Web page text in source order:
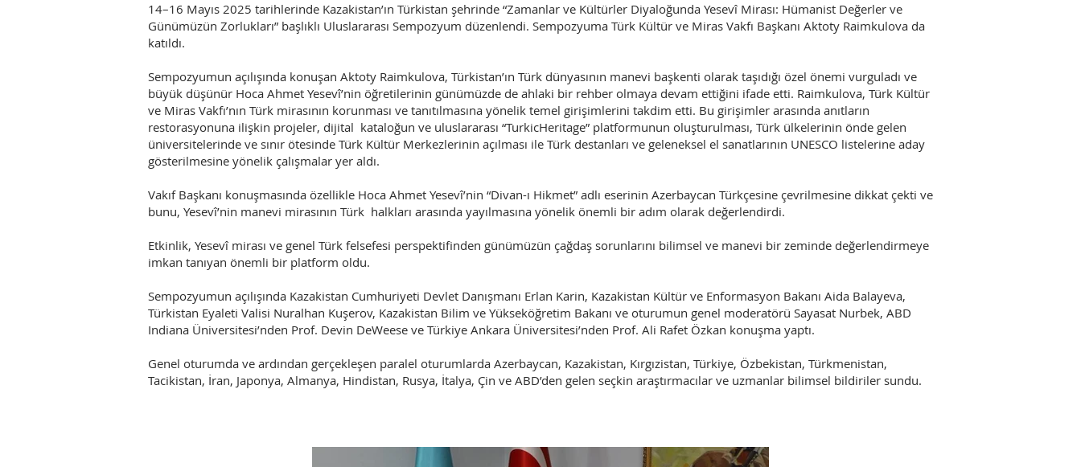
14–16 Mayıs 2025 tarihlerinde Kazakistan’ın Türkistan şehrinde “Zamanlar ve Kültürler Diyaloğunda Yesevî Mirası: Hümanist Değerler ve
Günümüzün Zorlukları” başlıklı Uluslararası Sempozyum düzenlendi. Sempozyuma Türk Kültür ve Miras Vakfı Başkanı Aktoty Raimkulova da
katıldı.
Sempozyumun açılışında konuşan Aktoty Raimkulova, Türkistan’ın Türk dünyasının manevi başkenti olarak taşıdığı özel önemi vurguladı ve
büyük düşünür Hoca Ahmet Yesevî’nin öğretilerinin günümüzde de ahlaki bir rehber olmaya devam ettiğini ifade etti. Raimkulova, Türk Kültür
ve Miras Vakfı’nın Türk mirasının korunması ve tanıtılmasına yönelik temel girişimlerini takdim etti. Bu girişimler arasında anıtların
restorasyonuna ilişkin projeler, dijital kataloğun ve uluslararası “TurkicHeritage” platformunun oluşturulması, Türk ülkelerinin önde gelen
üniversitelerinde ve sınır ötesinde Türk Kültür Merkezlerinin açılması ile Türk destanları ve geleneksel el sanatlarının UNESCO listelerine aday
gösterilmesine yönelik çalışmalar yer aldı.
Vakıf Başkanı konuşmasında özellikle Hoca Ahmet Yesevî’nin “Divan-ı Hikmet” adlı eserinin Azerbaycan Türkçesine çevrilmesine dikkat çekti ve
bunu, Yesevî’nin manevi mirasının Türk halkları arasında yayılmasına yönelik önemli bir adım olarak değerlendirdi.
Etkinlik, Yesevî mirası ve genel Türk felsefesi perspektifinden günümüzün çağdaş sorunlarını bilimsel ve manevi bir zeminde değerlendirmeye
imkan tanıyan önemli bir platform oldu.
Sempozyumun açılışında Kazakistan Cumhuriyeti Devlet Danışmanı Erlan Karin, Kazakistan Kültür ve Enformasyon Bakanı Aida Balayeva,
Türkistan Eyaleti Valisi Nuralhan Kuşerov, Kazakistan Bilim ve Yükseköğretim Bakanı ve oturumun genel moderatörü Sayasat Nurbek, ABD
Indiana Üniversitesi’nden Prof. Devin DeWeese ve Türkiye Ankara Üniversitesi’nden Prof. Ali Rafet Özkan konuşma yaptı.
Genel oturumda ve ardından gerçekleşen paralel oturumlarda Azerbaycan, Kazakistan, Kırgızistan, Türkiye, Özbekistan, Türkmenistan,
Tacikistan, İran, Japonya, Almanya, Hindistan, Rusya, İtalya, Çin ve ABD’den gelen seçkin araştırmacılar ve uzmanlar bilimsel bildiriler sundu.